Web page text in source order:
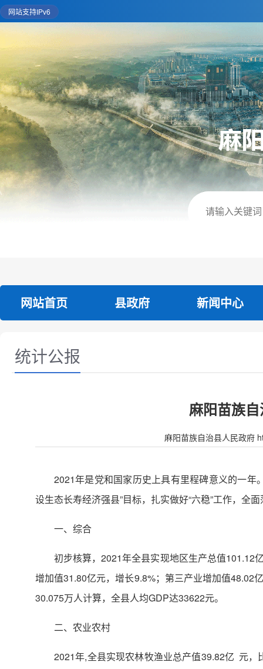
网站支持IPv6
网站首页 县政府 新闻中心
统计公报
麻阳苗族
麻阳苗族自治县人民政府
2021年是党和国家历史上具有里程碑意义的一年
设生态长寿经济强县”目标，扎实做好“六稳”工作，全
一、综合
初步核算，2021年全县实现地区生产总值101.12
增加值31.80亿元，增长9.8%；第三产业增加值48.02
30.075万人计算，全县人均GDP达33622元。
二、农业农村
2021年,全县实现农林牧渔业总产值39.82亿 元